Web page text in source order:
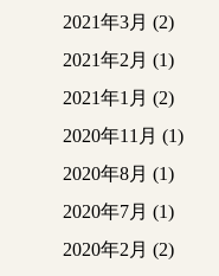
2021年3月 (2)
2021年2月 (1)
2021年1月 (2)
2020年11月 (1)
2020年8月 (1)
2020年7月 (1)
2020年2月 (2)